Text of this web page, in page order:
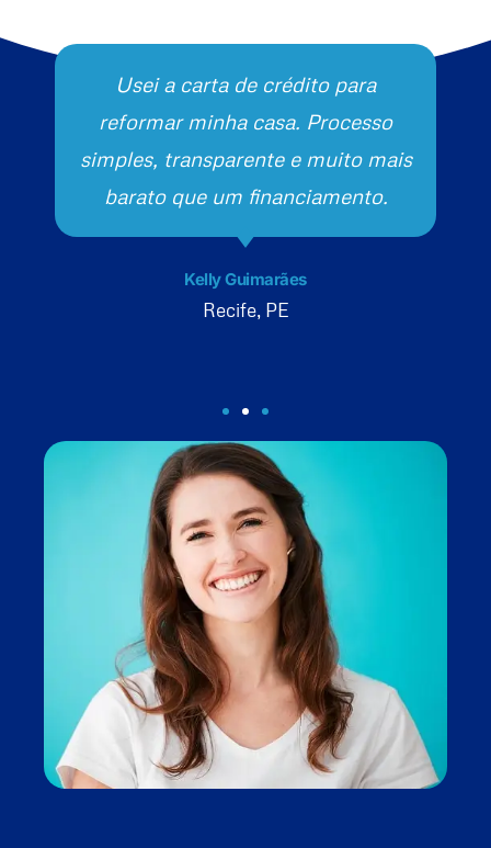
Usei a carta de crédito para
reformar minha casa. Processo
simples, transparente e muito mais
barato que um financiamento.
Kelly Guimarães
Recife, PE